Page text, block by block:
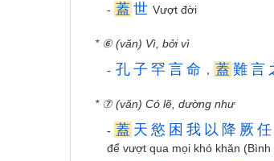
- 蓋 世 Vượt đời
* ⑥ (văn) Vì, bởi vì
- 孔 子 罕 言 命 ， 蓋 難 言
* ⑦ (văn) Có lẽ, dường như
- 蓋 天 慾 困 我 以 降 厥 任
để vượt qua mọi khó khăn (Bình